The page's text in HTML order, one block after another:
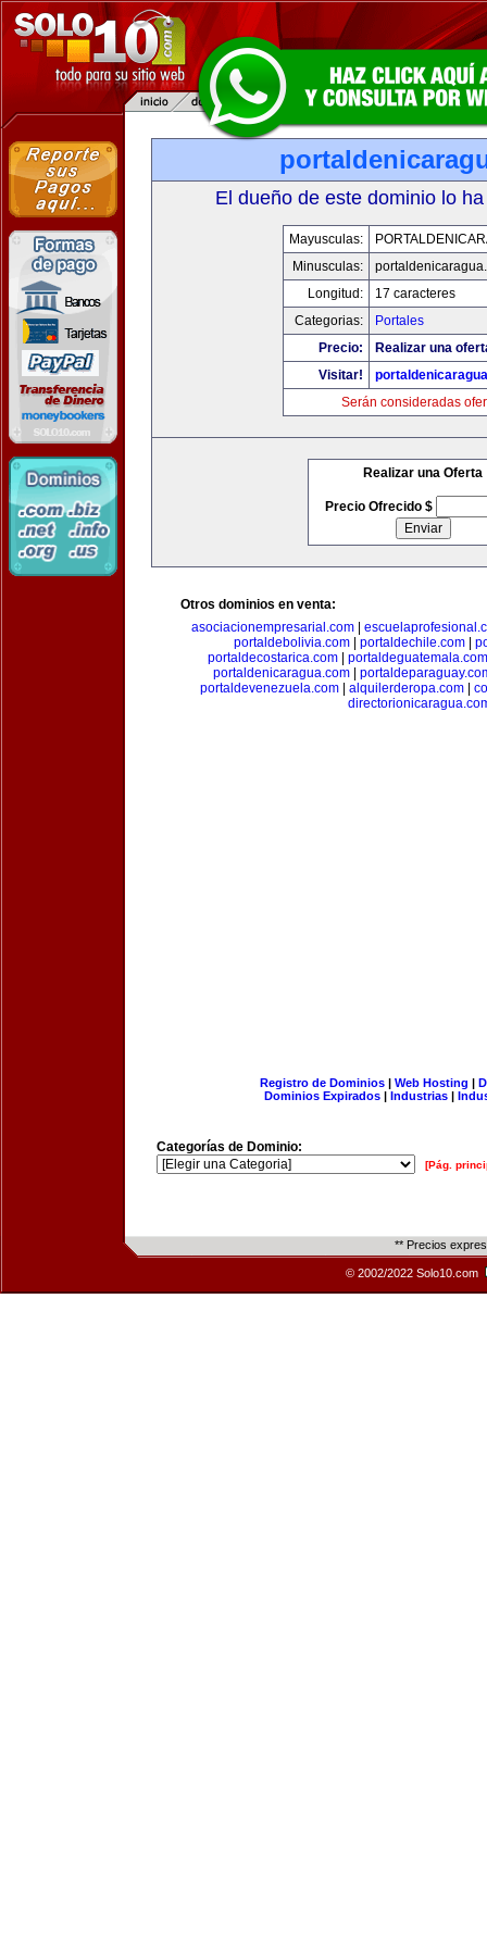
El dueño de este dominio lo
Mayusculas:
Minusculas:
Longitud:
17 caracteres
Categorias:
Portales
Precio:
Realizar una
Visitar!
Serán consideradas
Realizar una Oferta
Precio Ofrecido $
Otros dominios en venta:
asociacionempresarial.com|
portaldebolivia.com| portaldechile.com|
portaldecostarica.com
portaldeguatemala.com
portaldenicaragua.com|
portaldevenezuela.com| alquilerderopa.com|
Registro de Dominios| Web Hosting |
Dominios Expirados | Industrias |
Categorías de Dominio:
[Pág.
** Precios
© 2002/2022 Solo10.com